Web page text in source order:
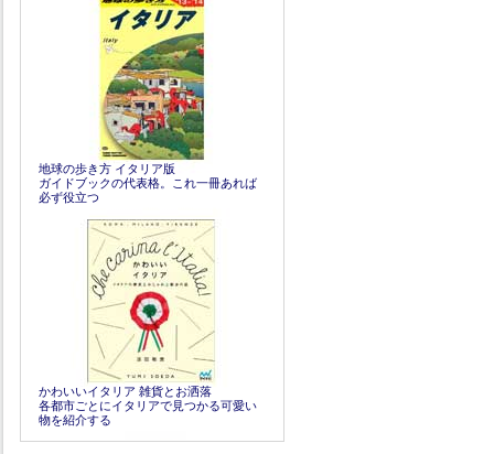
地球の歩き方 イタリア版
ガイドブックの代表格。これ一冊あれば
必ず役立つ
かわいいイタリア 雑貨とお洒落
各都市ごとにイタリアで見つかる可愛い
物を紹介する